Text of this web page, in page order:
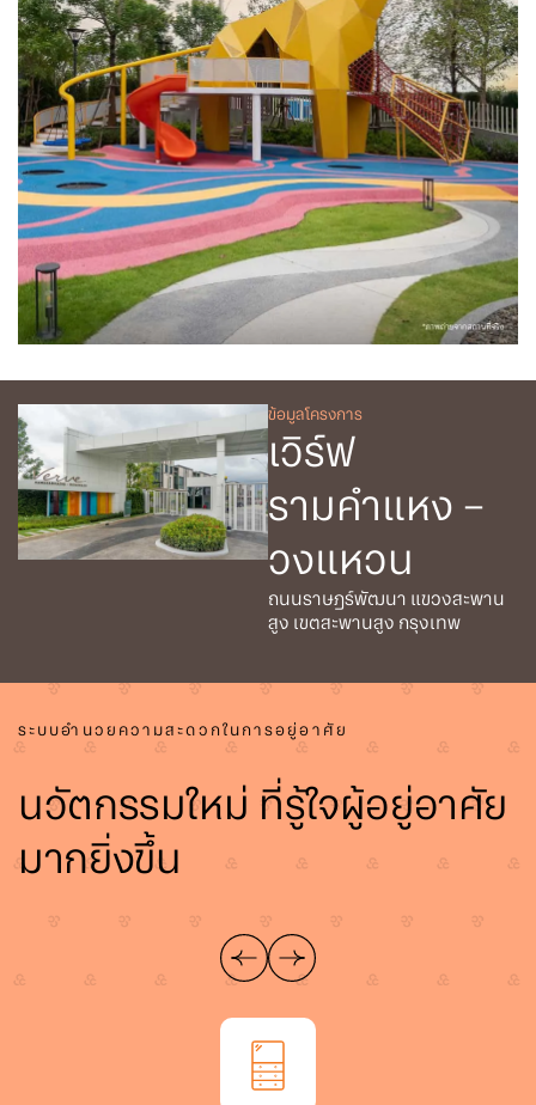
ข้อมูลโครงการ
เวิร์ฟ
รามคำแหง –
วงแหวน
ถนนราษฎร์พัฒนา แขวงสะพาน
สูง เขตสะพานสูง กรุงเทพ
ระบบอำนวยความสะดวกในการอยู่อาศัย
นวัตกรรมใหม่ ที่รู้ใจผู้อยู่อาศัย
มากยิ่งขึ้น